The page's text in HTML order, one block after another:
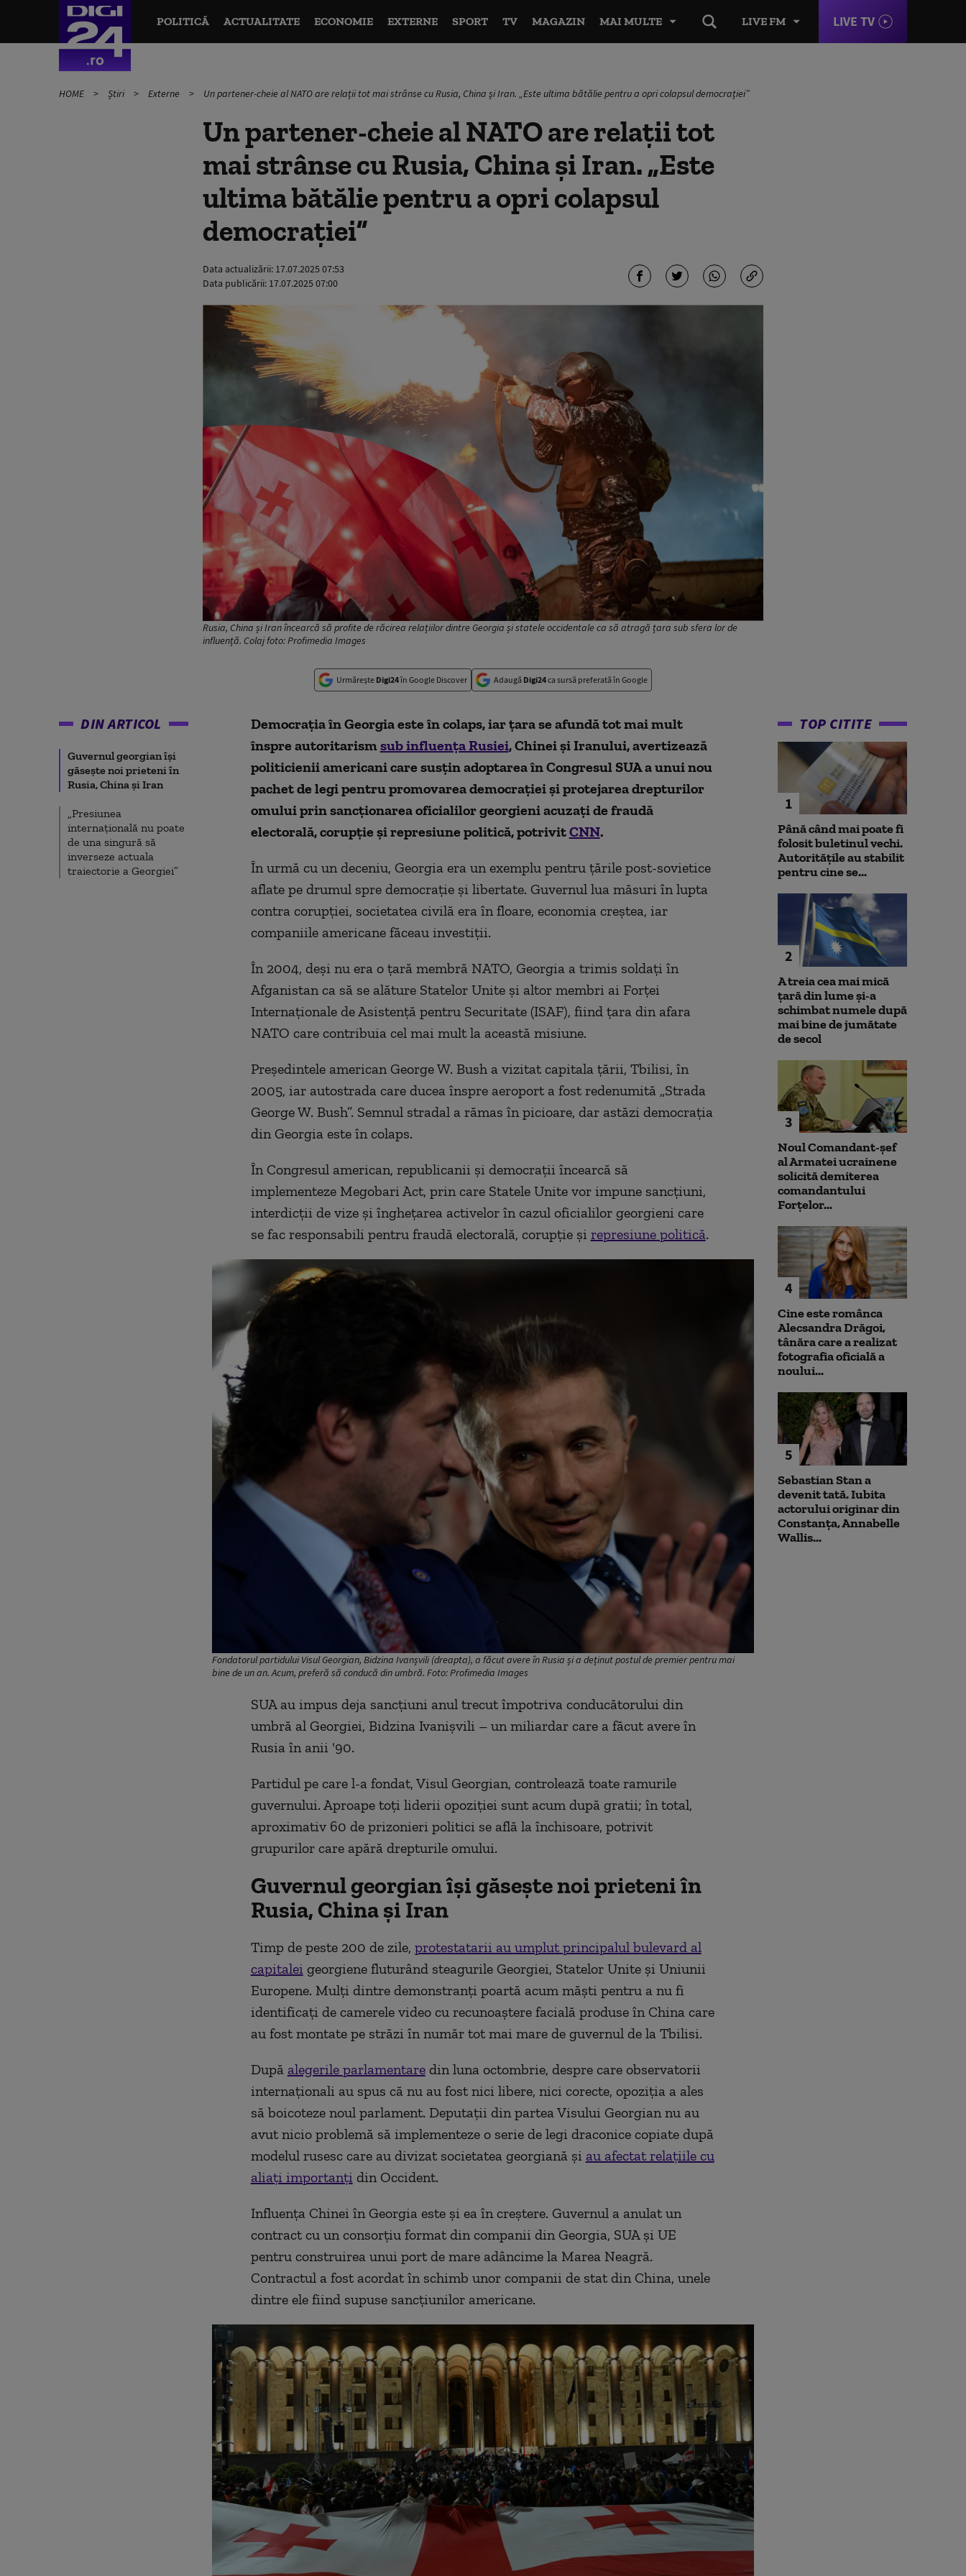
LIVE FM LIVE TV
POLITICĂ ACTUALITATE ECONOMIE EXTERNE SPORT TV MAGAZIN MAI MULTE
HOME Știri Externe Un partener-cheie al NATO are relații tot mai strânse cu Rusia, China și Iran. „Este ultima bătălie pentru a opri colapsul democrației”
Un partener-cheie al NATO are relații tot
mai strânse cu Rusia, China și Iran. „Este
ultima bătălie pentru a opri colapsul
democrației”
Data actualizării: 17.07.2025 07:53
Data publicării: 17.07.2025 07:00
Rusia, China și Iran încearcă să profite de răcirea relațiilor dintre Georgia și statele occidentale ca să atragă țara sub sfera lor de
influență. Colaj foto: Profimedia Images
Urmărește Digi24în Google Discover Adaugă Digi24ca sursă preferată în Google
DIN ARTICOL
Guvernul georgian își
găsește noi prieteni în
Rusia, China și Iran
„Presiunea
internațională nu poate
de una singură să
inverseze actuala
traiectorie a Georgiei”
Democrația în Georgia este în colaps, iar țara se afundă tot mai mult
înspre autoritarismsub influența Rusiei, Chinei și Iranului, avertizează
politicienii americani care susțin adoptarea în Congresul SUA a unui nou
pachet de legi pentru promovarea democrației și protejarea drepturilor
omului prin sancționarea oficialilor georgieni acuzați de fraudă
electorală, corupție și represiune politică, potrivitCNN.
În urmă cu un deceniu, Georgia era un exemplu pentru țările post-sovietice
aflate pe drumul spre democrație și libertate. Guvernul lua măsuri în lupta
contra corupției, societatea civilă era în floare, economia creștea, iar
companiile americane făceau investiții.
În 2004, deși nu era o țară membră NATO, Georgia a trimis soldați în
Afganistan ca să se alăture Statelor Unite și altor membri ai Forței
Internaționale de Asistență pentru Securitate (ISAF), fiind țara din afara
NATO care contribuia cel mai mult la această misiune.
Președintele american George W. Bush a vizitat capitala țării, Tbilisi, în
2005, iar autostrada care ducea înspre aeroport a fost redenumită „Strada
George W. Bush”. Semnul stradal a rămas în picioare, dar astăzi democrația
din Georgia este în colaps.
În Congresul american, republicanii și democrații încearcă să
implementeze Megobari Act, prin care Statele Unite vor impune sancțiuni,
interdicții de vize și înghețarea activelor în cazul oficialilor georgieni care
se fac responsabili pentru fraudă electorală, corupție și represiune politică.
Fondatorul partidului Visul Georgian, Bidzina Ivanșvili (dreapta), a făcut avere în Rusia și a deținut postul de premier pentru mai
bine de un an. Acum, preferă să conducă din umbră. Foto: Profimedia Images
SUA au impus deja sancțiuni anul trecut împotriva conducătorului din
umbră al Georgiei, Bidzina Ivanișvili – un miliardar care a făcut avere în
Rusia în anii '90.
Partidul pe care l-a fondat, Visul Georgian, controlează toate ramurile
guvernului. Aproape toți liderii opoziției sunt acum după gratii; în total,
aproximativ 60 de prizonieri politici se află la închisoare, potrivit
grupurilor care apără drepturile omului.
Guvernul georgian își găsește noi prieteni în
Rusia, China și Iran
Timp de peste 200 de zile, protestatarii au umplut principalul bulevard al
capitaleigeorgiene fluturând steagurile Georgiei, Statelor Unite și Uniunii
Europene. Mulți dintre demonstranți poartă acum măști pentru a nu fi
identificați de camerele video cu recunoaștere facială produse în China care
au fost montate pe străzi în număr tot mai mare de guvernul de la Tbilisi.
După alegerile parlamentaredin luna octombrie, despre care observatorii
internaționali au spus că nu au fost nici libere, nici corecte, opoziția a ales
să boicoteze noul parlament. Deputații din partea Visului Georgian nu au
avut nicio problemă să implementeze o serie de legi draconice copiate după
modelul rusesc care au divizat societatea georgiană și au afectat relațiile cu
aliați importanțidin Occident.
Influența Chinei în Georgia este și ea în creștere. Guvernul a anulat un
contract cu un consorțiu format din companii din Georgia, SUA și UE
pentru construirea unui port de mare adâncime la Marea Neagră.
Contractul a fost acordat în schimb unor companii de stat din China, unele
dintre ele fiind supuse sancțiunilor americane.
TOP CITITE
1
Până când mai poate fi
folosit buletinul vechi.
Autoritățile au stabilit
pentru cine se...
2
A treia cea mai mică
țară din lume și-a
schimbat numele după
mai bine de jumătate
de secol
3
Noul Comandant-șef
al Armatei ucrainene
solicită demiterea
comandantului
Forțelor...
4
Cine este românca
Alecsandra Drăgoi,
tânăra care a realizat
fotografia oficială a
noului...
5
Sebastian Stan a
devenit tată. Iubita
actorului originar din
Constanța, Annabelle
Wallis...